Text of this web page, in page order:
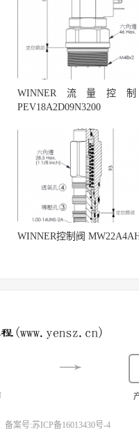
WINNER流量控
PEV18A2D09N3200
WINNER控制阀
备案号:苏ICP备16013430号-4